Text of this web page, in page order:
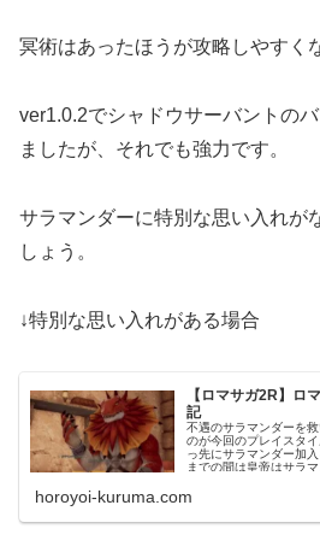
冥術はあったほうが攻略しやすく
ver1.0.2でシャドウサーバントの
ましたが、それでも強力です。
サラマンダーに特別な思い入れが
しょう。
↓特別な思い入れがある場合
【ロマサガ2R】ロ
記
不遇のサラマンダーを
のが今回のプレイスタ
っ先にサラマンダー加
までの間は皇帝はサラ
horoyoi-kuruma.com